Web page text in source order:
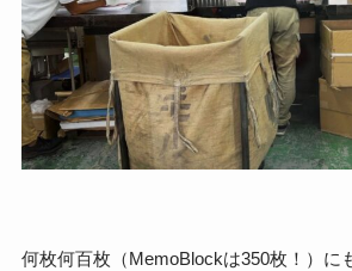
何枚何百枚（MemoBlockは350枚！）に